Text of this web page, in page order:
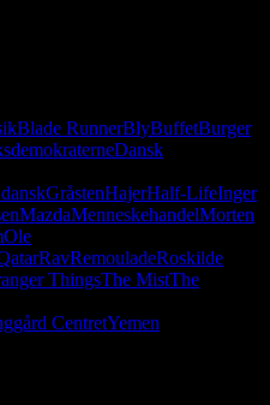
Blade RunnerBlyBuffetBurger
Dansk
GråstenHajerHalf-LifeInger
MazdaMenneskehandelMorten
Ole
RavRemouladeRoskilde
ThingsThe MistThe
CentretYemen